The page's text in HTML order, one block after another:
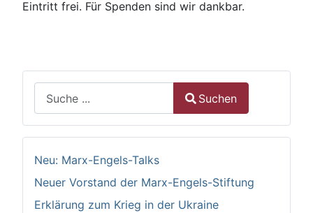
Eintritt frei. Für Spenden sind wir dankbar.
Type 2 or more characters for results.
Suchen
Neu: Marx-Engels-Talks
Neuer Vorstand der Marx-Engels-Stiftung
Erklärung zum Krieg in der Ukraine